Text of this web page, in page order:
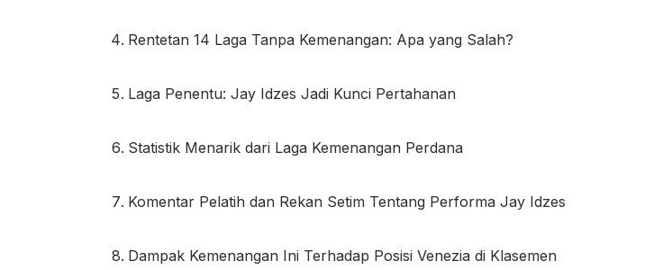
Rentetan 14 Laga Tanpa Kemenangan: Apa yang Salah?
Laga Penentu: Jay Idzes Jadi Kunci Pertahanan
Statistik Menarik dari Laga Kemenangan Perdana
Komentar Pelatih dan Rekan Setim Tentang Performa Jay Idzes
Dampak Kemenangan Ini Terhadap Posisi Venezia di Klasemen